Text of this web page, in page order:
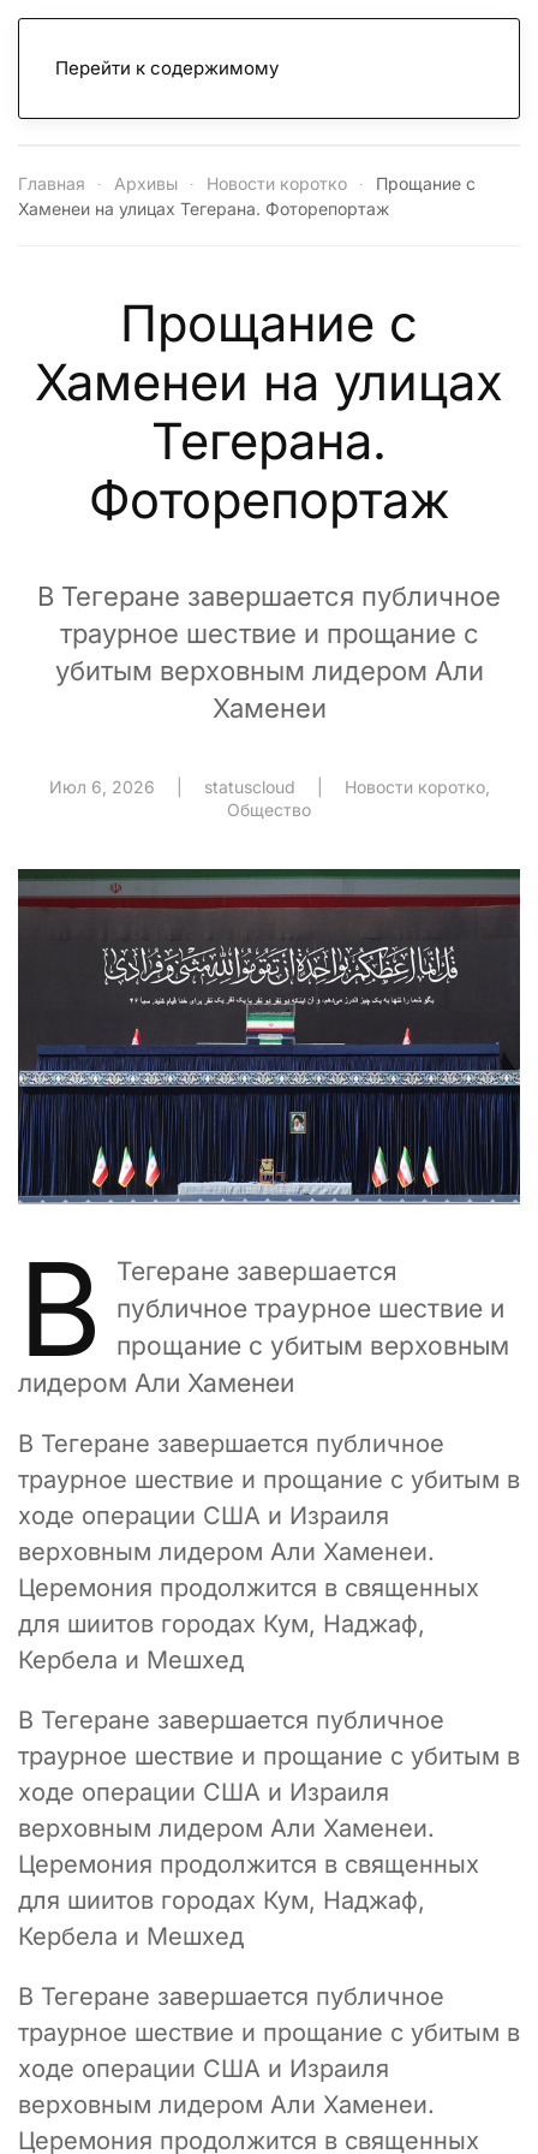
Перейти к содержимому
Главная Архивы Новости коротко
Прощание с
Хаменеи на улицах Тегерана. Фоторепортаж
Прощание с
Хаменеи на улицах
Тегерана.
Фоторепортаж
В Тегеране завершается публичное
траурное шествие и прощание с
убитым верховным лидером Али
Хаменеи
Июл 6, 2026 statuscloud Новости коротко,
Общество
В
Тегеране завершается
публичное траурное шествие и
прощание с убитым верховным
лидером Али Хаменеи
В Тегеране завершается публичное
траурное шествие и прощание с убитым в
ходе операции США и Израиля
верховным лидером Али Хаменеи.
Церемония продолжится в священных
для шиитов городах Кум, Наджаф,
Кербела и Мешхед
В Тегеране завершается публичное
траурное шествие и прощание с убитым в
ходе операции США и Израиля
верховным лидером Али Хаменеи.
Церемония продолжится в священных
для шиитов городах Кум, Наджаф,
Кербела и Мешхед
В Тегеране завершается публичное
траурное шествие и прощание с убитым в
ходе операции США и Израиля
верховным лидером Али Хаменеи.
Церемония продолжится в священных